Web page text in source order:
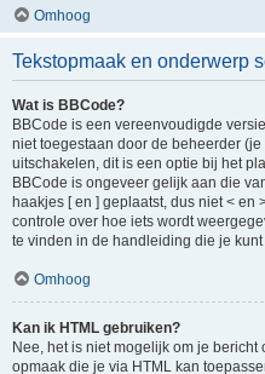
Omhoog
Tekstopmaak en onderwerp
Wat is BBCode?
BBCode is een vereenvoudigde
niet toegestaan door de beheerder
uitschakelen, dit is een optie bij het
BBCode is ongeveer gelijk aan die
haakjes [ en ] geplaatst, dus niet < en
controle over hoe iets wordt
te vinden in de handleiding die je
Omhoog
Kan ik HTML gebruiken?
Nee, het is niet mogelijk om je
opmaak die je via HTML kan